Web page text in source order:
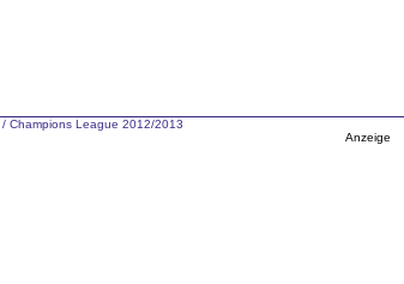
/ Champions League 2012/2013
Anzeige